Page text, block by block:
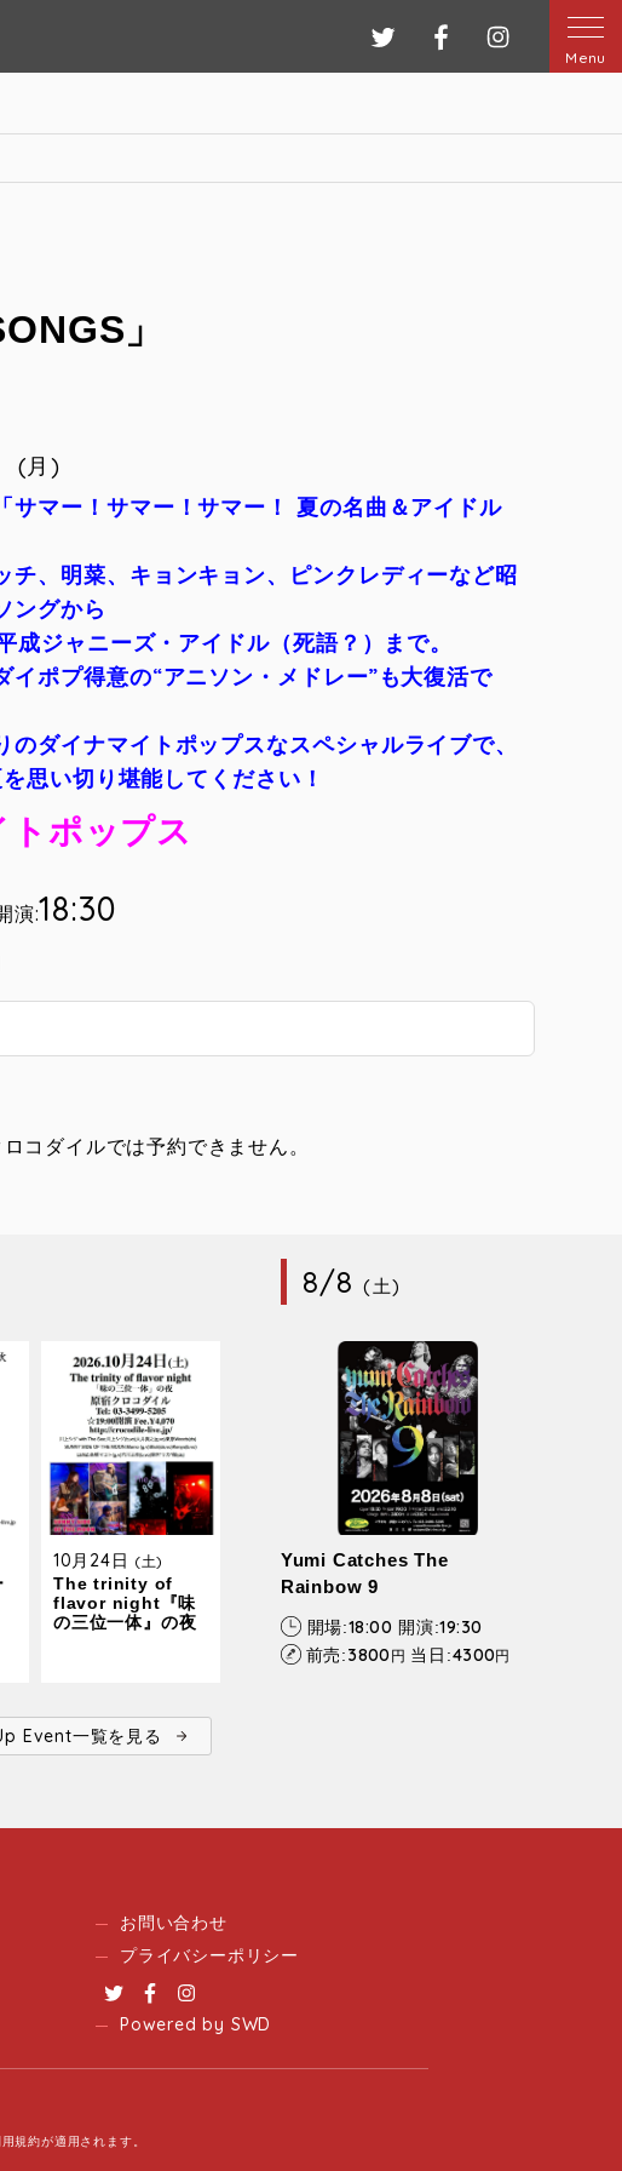
ツイッターフェイスブック
インスタグ
Menu
」
(月)
サマー！サマー！サマー！ 夏の名曲＆アイドル
チ、明菜、キョンキョン、ピンクレディーなど昭
ングから
成ジャニーズ・アイドル（死語？）まで。
イポプ得意の“アニソン・メドレー”も大復活で
のダイナマイトポップスなスペシャルライブで、
思い切り堪能してください！
トポップス
演:18:30
コダイルでは予約できません。
10月24日 (土)
The trinity of
flavor night『味
の三位一体』の夜
Event一覧を見る
8/8(土)
Yumi Catches The
Rainbow 9
開場:18:00 開演:19:30
前売:3800 円 当日:4300 円
お問い合わせ
プライバシーポリシー
TwitterFacebook
Powered by SWD
用規約が適用されます。